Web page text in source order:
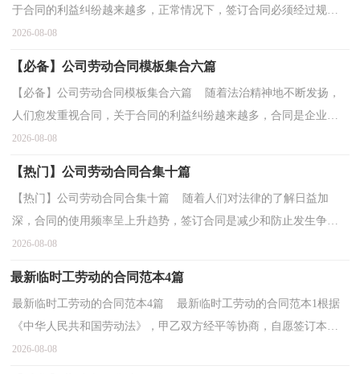
于合同的利益纠纷越来越多，正常情况下，签订合同必须经过规定
的方式。那么我们拟定合同的时候需要注意什么问题...
2026-08-08
【必备】公司劳动合同模板集合六篇
【必备】公司劳动合同模板集合六篇 随着法治精神地不断发扬，
人们愈发重视合同，关于合同的利益纠纷越来越多，合同是企业发
展中一个非常重要的因素。那么问题来了，到底应如何拟...
2026-08-08
【热门】公司劳动合同合集十篇
【热门】公司劳动合同合集十篇 随着人们对法律的了解日益加
深，合同的使用频率呈上升趋势，签订合同是减少和防止发生争议
的重要措施。相信大家又在为写合同犯愁了吧，以下是小...
2026-08-08
最新临时工劳动的合同范本4篇
最新临时工劳动的合同范本4篇 最新临时工劳动的合同范本1根据
《中华人民共和国劳动法》，甲乙双方经平等协商，自愿签订本合
同，共同遵守本合同所列条款。一、合同期限甲方聘用...
2026-08-08